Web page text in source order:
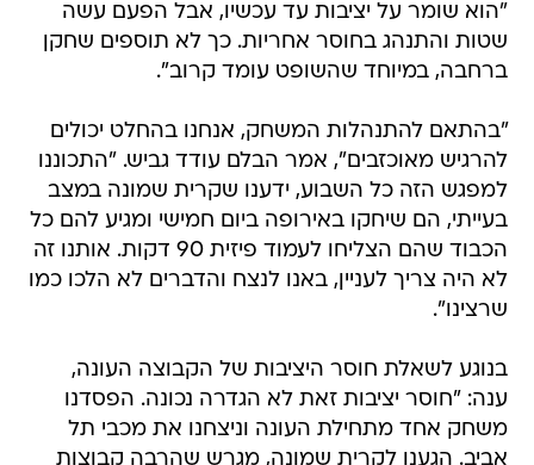
"הוא שומר על יציבות עד עכשיו, אבל הפעם עשה
שטות והתנהג בחוסר אחריות. כך לא תוספים שחקן
ברחבה, במיוחד שהשופט עומד קרוב".
"בהתאם להתנהלות המשחק, אנחנו בהחלט יכולים
להרגיש מאוכזבים", אמר הבלם עודד גביש. "התכוננו
למפגש הזה כל השבוע, ידענו שקרית שמונה במצב
בעייתי, הם שיחקו באירופה ביום חמישי ומגיע להם כל
הכבוד שהם הצליחו לעמוד פיזית 90 דקות. אותנו זה
לא היה צריך לעניין, באנו לנצח והדברים לא הלכו כמו
שרצינו".
בנוגע לשאלת חוסר היציבות של הקבוצה העונה,
ענה: "חוסר יציבות זאת לא הגדרה נכונה. הפסדנו
משחק אחד מתחילת העונה וניצחנו את מכבי תל
אביב. הגענו לקרית שמונה, מגרש שהרבה קבוצות